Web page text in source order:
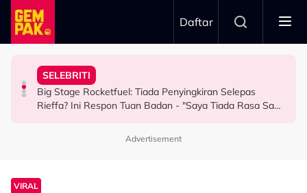
Skip to main content
Daftar
BERITA
Aliff Rakib Hadiah Rumah RM1 Juta Kepada Ibu Bapa
SELEBRITI
Big Stage Rocketfuel: Tiada Penyingkiran Selepas
Rieffa? Ini Respon Tuan Badan - "Saya Tiada Rasa Sakit
BERITA
Atlet Golf Tidak Diculik, ‘Lari’ ke Bangkok Sebab
Keluarga Rasa Bakal Suami Tak Setaraf
HIBURAN
10 Tahun Solat Atas Kerusi, Maria Tengku Sabri Syukur
Boleh Solat Berdiri Selepas…
Advertisement
VIRAL